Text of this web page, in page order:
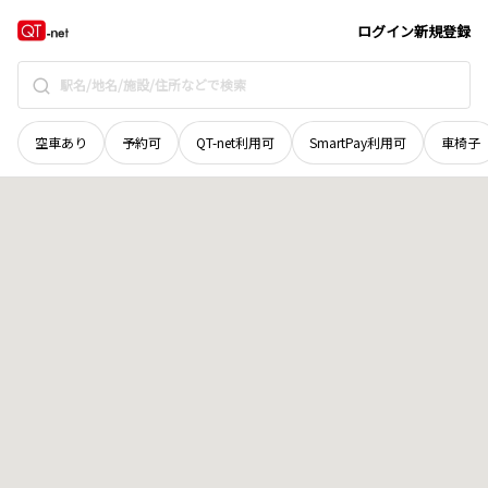
ログイン新規登録
空車あり 予約可 QT-net利用可 SmartPay利用可 車椅子
愛媛県